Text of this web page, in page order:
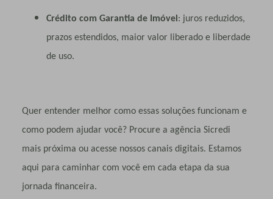
Crédito com Garantia de Imóvel: juros reduzidos,
prazos estendidos, maior valor liberado e liberdade
de uso.
Quer entender melhor como essas soluções funcionam e
como podem ajudar você? Procure a agência Sicredi
mais próxima ou acesse nossos canais digitais. Estamos
aqui para caminhar com você em cada etapa da sua
jornada financeira.